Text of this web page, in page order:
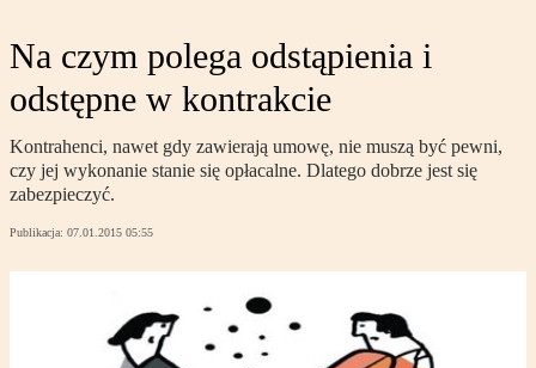
Na czym polega odstąpienia i
odstępne w kontrakcie
Kontrahenci, nawet gdy zawierają umowę, nie muszą być pewni,
czy jej wykonanie stanie się opłacalne. Dlatego dobrze jest się
zabezpieczyć.
Publikacja: 07.01.2015 05:55